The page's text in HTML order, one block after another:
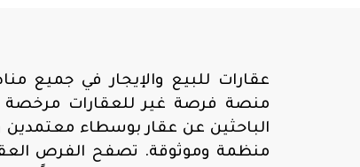
عقارات للبيع والإيجار في جميع
منصة فرصة غير للعقارات مرخصة
الباحثين عن عقار بوسطاء معتمدين
منظمة وموثوقة. تصفح الفرص